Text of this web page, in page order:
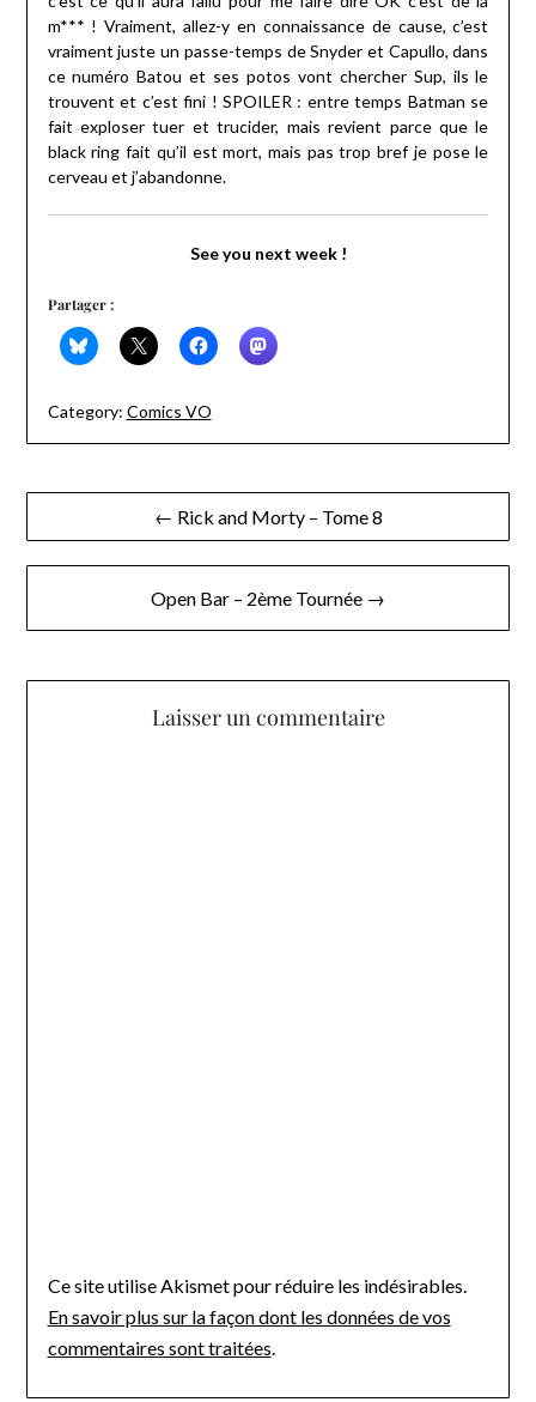
m*** ! Vraiment, allez-y en connaissance de cause, c’est
vraiment juste un passe-temps de Snyder et Capullo, dans
ce numéro Batou et ses potos vont chercher Sup, ils le
trouvent et c’est fini ! SPOILER : entre temps Batman se
fait exploser tuer et trucider, mais revient parce que le
black ring fait qu’il est mort, mais pas trop bref je pose le
cerveau et j’abandonne.
See you next week !
Partager :
Category: Comics VO
Navigation
de
← Rick and Morty – Tome 8
Open Bar – 2ème Tournée →
Laisser un commentaire
Ce site utilise Akismet pour réduire les indésirables.
En savoir plus sur la façon dont les données de vos
commentaires sont traitées.